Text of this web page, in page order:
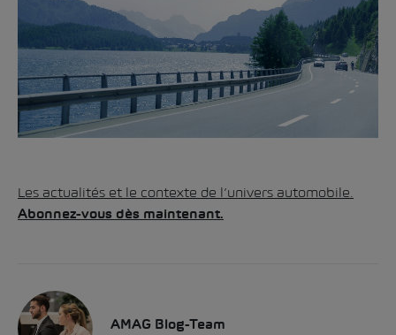
Les actualités et le contexte de l’univers automobile.
Abonnez-vous dès maintenant.
AMAG Blog-Team